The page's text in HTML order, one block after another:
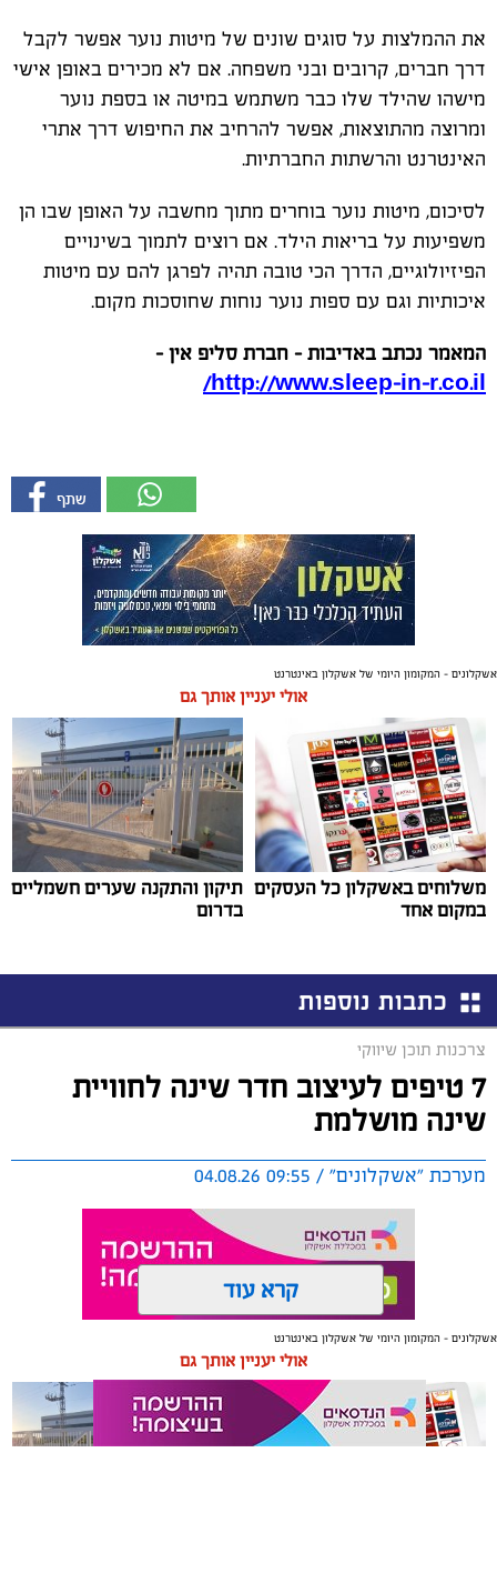
את ההמלצות על סוגים שונים של מיטות נוער אפשר לקבל
דרך חברים, קרובים ובני משפחה. אם לא מכירים באופן אישי
מישהו שהילד שלו כבר משתמש במיטה או בספת נוער
ומרוצה מהתוצאות, אפשר להרחיב את החיפוש דרך אתרי
האינטרנט והרשתות החברתיות.
לסיכום, מיטות נוער בוחרים מתוך מחשבה על האופן שבו הן
משפיעות על בריאות הילד. אם רוצים לתמוך בשינויים
הפיזיולוגיים, הדרך הכי טובה תהיה לפרגן להם עם מיטות
איכותיות וגם עם ספות נוער נוחות שחוסכות מקום.
המאמר נכתב באדיבות - חברת סליפ אין -
http://www.sleep-in-r.co.il
/
אשקלונים - המקומון היומי של אשקלון באינטרנט
אולי יעניין אותך גם
משלוחים באשקלון כל העסקים
במקום אחד
תיקון והתקנה שערים חשמליים
בדרום
כתבות נוספות
צרכנות תוכן שיווקי
7 טיפים לעיצוב חדר שינה לחוויית
שינה מושלמת
מערכת "אשקלונים" / 09:55 04.08.26
תגים:טקסטיל, חדר שינה, שינה
תכנון נכון של חדר השינה משפיע באופן ישיר על איכות
המנוחה, על רמות האנרגיה בבוקר ועל התחושה הכללית
קרא עוד
אשקלונים - המקומון היומי של אשקלון באינטרנט
אולי יעניין אותך גם